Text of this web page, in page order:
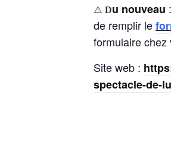
⚠️ Du nouveau
de remplir le
formulaire chez
Site web :
spectacle-de-